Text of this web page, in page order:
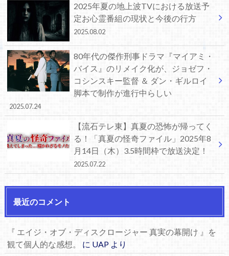
2025年夏の地上波TVにおける放送予
定お心霊番組の現状と今後の行方
2025.08.02
80年代の傑作刑事ドラマ『マイアミ・
バイス』のリメイク化が、ジョゼフ・
コシンスキー監督 ＆ ダン・ギルロイ
脚本で制作が進行中らしい
2025.07.24
【流石テレ東】真夏の恐怖が帰ってく
る！「真夏の怪奇ファイル」2025年8
月14日（木）3.5時間枠で放送決定！
2025.07.22
最近のコメント
『 エイジ・オブ・ディスクロージャー 真実の幕開け 』を
観て個人的な感想。
に UAPより